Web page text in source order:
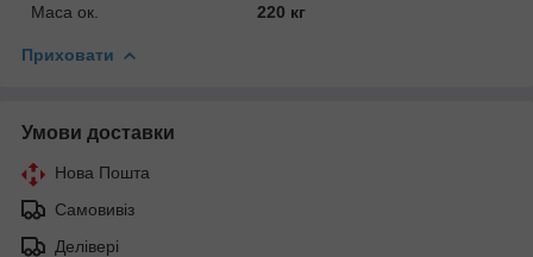
Маса ок. 220 кг
Приховати
Умови доставки
Нова Пошта
Самовивіз
Делівері